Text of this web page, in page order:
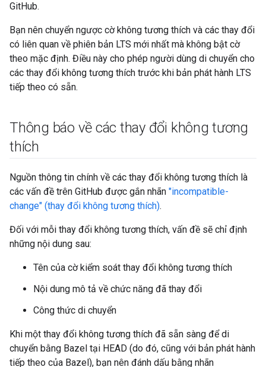
GitHub.
Bạn nên chuyển ngược cờ không tương thích và các thay đổi
có liên quan về phiên bản LTS mới nhất mà không bật cờ
theo mặc định. Điều này cho phép người dùng di chuyển cho
các thay đổi không tương thích trước khi bản phát hành LTS
tiếp theo có sẵn.
Thông báo về các thay đổi không tương
thích
Nguồn thông tin chính về các thay đổi không tương thích là
các vấn đề trên GitHub được gắn nhãn "incompatible-
change" (thay đổi không tương thích).
Đối với mỗi thay đổi không tương thích, vấn đề sẽ chỉ định
những nội dung sau:
Tên của cờ kiểm soát thay đổi không tương thích
Nội dung mô tả về chức năng đã thay đổi
Công thức di chuyển
Khi một thay đổi không tương thích đã sẵn sàng để di
chuyển bằng Bazel tại HEAD (do đó, cũng với bản phát hành
tiếp theo của Bazel), bạn nên đánh dấu bằng nhãn